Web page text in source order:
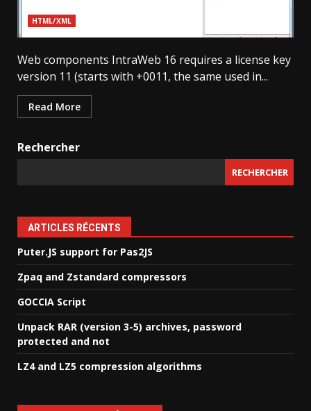
HTML/XML
Web components IntraWeb 16 requires a license key
version 11 (starts with +0011, the same used in...
Read More
Rechercher
RECHERCHER
ARTICLES RÉCENTS
Puter.JS support for Pas2JS
Zpaq and Zstandard compressors
GOCCIA Script
Unpack RAR (version 3-5) archives, password
protected and not
LZ4 and LZ5 compression algorithms